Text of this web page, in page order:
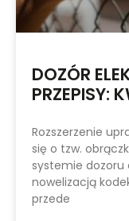
DOZÓR
PRZEPISY:
Rozszerzenie
się o tzw.
systemie dozoru
nowelizacją
przede